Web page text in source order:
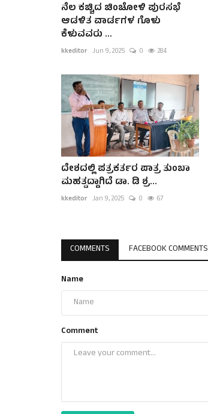
ನೆಲ ಕಚ್ಚಿದ ಚಿಂಚೋಳಿ ಪುರಸಭೆ
ಆಡಳಿತ ವಾರ್ಡಗಳ ಗೊಳು
ಕೆಳುವವರು ...
kkeditor Jun 9, 2025 0 284
ದೇಶದಲ್ಲಿ ಪತ್ರಕರ್ತರ ಪಾತ್ರ ತುಂಬಾ
ಮಹತ್ವದ್ದಾಗಿದೆ ಡಾ. ಡಿ ಶ್ರ...
kkeditor Jan 9, 2025 0 67
COMMENTS FACEBOOK COMMENTS
Name
Comment